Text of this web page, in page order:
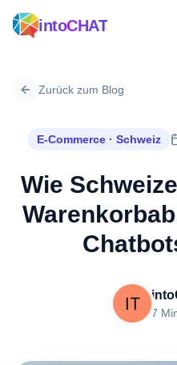
intoCHAT
Zurück zum Blog
E-Commerce · Schweiz
Wie
7